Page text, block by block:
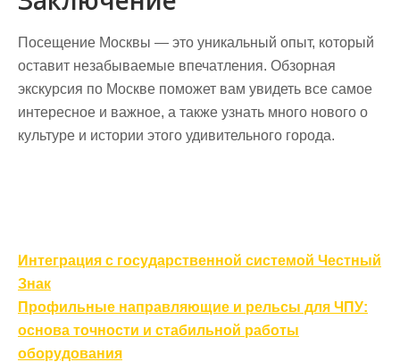
Посещение Москвы — это уникальный опыт, который
оставит незабываемые впечатления. Обзорная
экскурсия по Москве поможет вам увидеть все самое
интересное и важное, а также узнать много нового о
культуре и истории этого удивительного города.
Навигация
по
записям
Интеграция с государственной системой Честный
Знак
Профильные направляющие и рельсы для ЧПУ:
основа точности и стабильной работы
оборудования